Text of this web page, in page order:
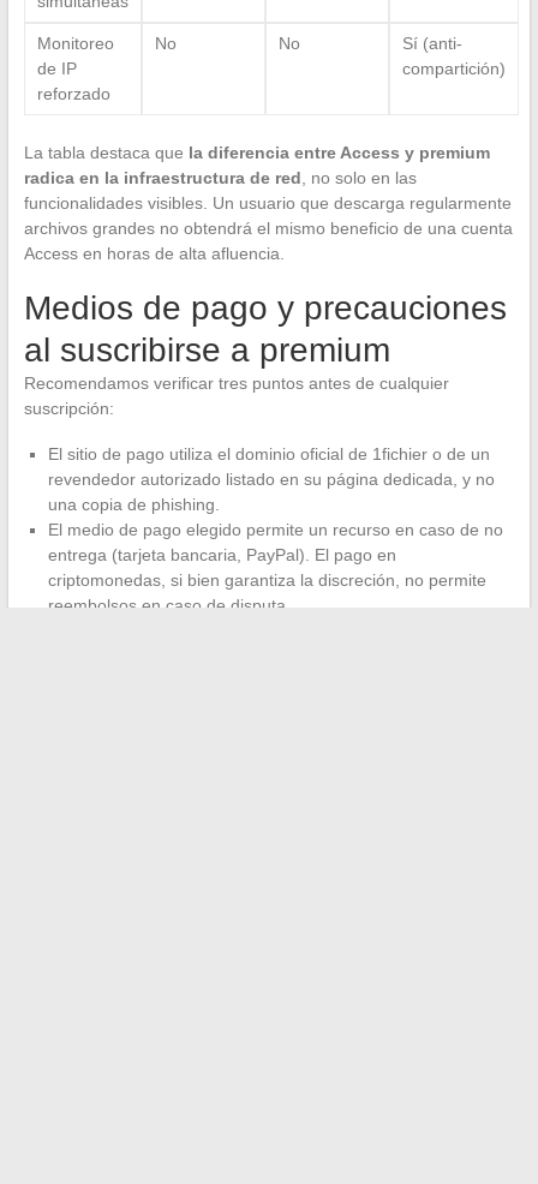
Monitoreo
de IP
reforzado
No No
Sí (anti-
compartición)
La tabla destaca que la diferencia entre Access y premium
radica en la infraestructura de red, no solo en las
funcionalidades visibles. Un usuario que descarga regularmente
archivos grandes no obtendrá el mismo beneficio de una cuenta
Access en horas de alta afluencia.
Medios de pago y precauciones
al suscribirse a premium
Recomendamos verificar tres puntos antes de cualquier
suscripción:
El sitio de pago utiliza el dominio oficial de 1fichier o de un
revendedor autorizado listado en su página dedicada, y no
una copia de phishing.
El medio de pago elegido permite un recurso en caso de no
entrega (tarjeta bancaria, PayPal). El pago en
criptomonedas, si bien garantiza la discreción, no permite
reembolsos en caso de disputa.